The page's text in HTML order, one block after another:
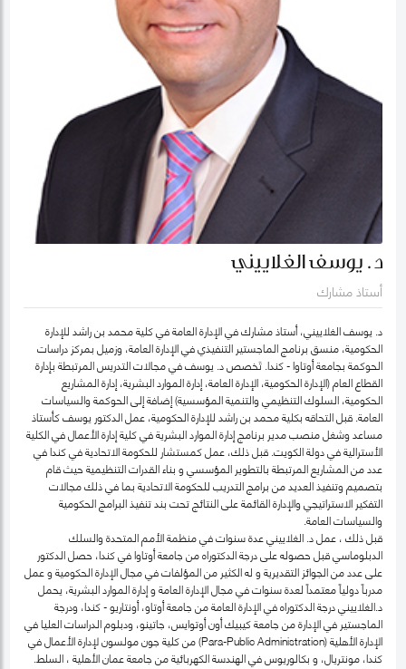
د. يوسف الغلاييني
أستاذ مشارك
د. يوسف الغلاييني، أستاذ مشارك في الإدارة العامة في كلية محمد بن راشد للإدارة
الحكومية، منسق برنامج الماجستير التنفيذي في الإدارة العامة، وزميل بمركز دراسات
الحوكمة بجامعة أوتاوا - كندا. تَخصص د. يوسف في مجالات التدريس المرتبطة بإدارة
القطاع العام (الإدارة الحكومية، الإدارة العامة، إدارة الموارد البشرية، إدارة المشاريع
الحكومية، السلوك التنظيمي والتنمية المؤسسية) إضافة إلى الحوكمة والسياسات
العامة. قبل التحاقه بكلية محمد بن راشد للإدارة الحكومية، عمل الدكتور يوسف كأستاذ
مساعد وشغل منصب مدير برنامج إدارة الموارد البشرية في كلية إدارة الأعمال في الكلية
الأسترالية في دولة الكويت. قبل ذلك، عمل كمستشار للحكومة الاتحادية في كندا في
عدد من المشاريع المرتبطة بالتطوير المؤسسي و بناء القدرات التنظيمية حيث قام
بتصميم وتنفيذ العديد من برامج التدريب للحكومة الاتحادية بما في ذلك مجالات
التفكير الاستراتيجي والإدارة القائمة على النتائج تحت بند تنفيذ البرامج الحكومية
والسياسات العامة.
قبل ذلك ، عمل د. الغلاييني عدة سنوات في منظمة الأمم المتحدة والسلك
الدبلوماسي قبل حصوله على درجة الدكتوراه من جامعة أوتاوا في كندا، حصل الدكتور
على عدد من الجوائز التقديرية و له الكثير من المؤلفات في مجال الإدارة الحكومية و عمل
مدرباً دولياً معتمداً لعدة سنوات في مجال الإدارة العامة و إدارة الموارد البشرية، يحمل
د.الغلاييني درجة الدكتوراه في الإدارة العامة من جامعة أوتاو، أونتاريو - كندا، ودرجة
الماجستير في الإدارة من جامعة كيبيك أون أوتوايس، جاتينو، ودبلوم الدراسات العليا في
الإدارة الأهلية (Para-Public Administration) من كلية جون مولسون لإدارة الأعمال في
كندا، مونتريال، و بكالوريوس في الهندسة الكهربائية من جامعة عمان الأهلية ، السلط.